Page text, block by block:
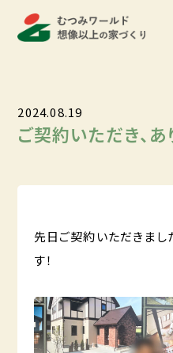
2024.08.19
ご契約いただき、あ
先日ご契約いただきま
す！